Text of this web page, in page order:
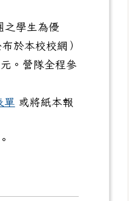
之學生為優
於本校校網）
。營隊全程參
單 或將紙本報